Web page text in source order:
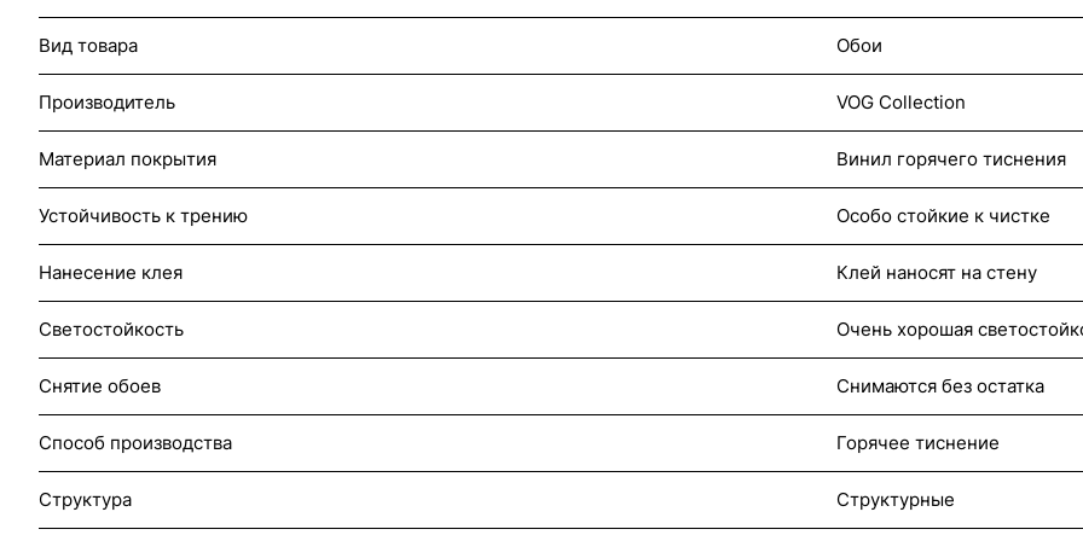
Вид товара Обои
Производитель VOG Collection
Материал покрытия Винил горячего тиснения
Устойчивость к трению Особо стойкие к чистке
Нанесение клея Клей наносят на стену
Светостойкость Очень хорошая
Снятие обоев Снимаются без остатка
Способ производства Горячее тиснение
Структура Структурные